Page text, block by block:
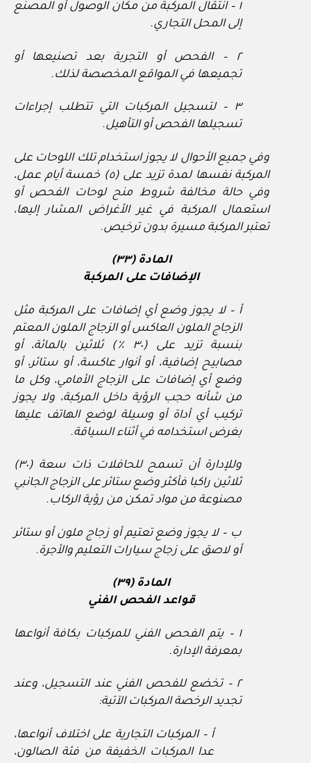
١ – انتقال المركبة من مكان الوصول أو المصنع
إلى المحل التجاري.
٢ – الفحص أو التجربة بعد تصنيعها أو
تجميعها في المواقع المخصصة لذلك.
٣ – لتسجيل المركبات التي تتطلب إجراءات
تسجيلها الفحص أو التأهيل.
وفي جميع الأحوال لا يجوز استخدام تلك اللوحات على
المركبة نفسها لمدة تزيد على (٥) خمسة أيام عمل،
وفي حالة مخالفة شروط منح لوحات الفحص أو
استعمال المركبة في غير الأغراض المشار إليها،
تعتبر المركبة مسيرة بدون ترخيص.
المادة (٣٣)
الإضافات على المركبة
أ – لا يجوز وضع أي إضافات على المركبة مثل
الزجاج الملون العاكس أو الزجاج الملون المعتم
بنسبة تزيد على (٣٠ ٪) ثلاثين بالمائة، أو
مصابيح إضافية، أو أنوار عاكسة، أو ستائر، أو
وضع أي إضافات على الزجاج الأمامي، وكل ما
من شأنه حجب الرؤية داخل المركبة، ولا يجوز
تركيب أي أداة أو وسيلة لوضع الهاتف عليها
بغرض استخدامه في أثناء السياقة.
وللإدارة أن تسمح للحافلات ذات سعة (٣٠)
ثلاثين راكبا فأكثر وضع ستائر على الزجاج الجانبي
مصنوعة من مواد تمكن من رؤية الركاب.
ب – لا يجوز وضع تعتيم أو زجاج ملون أو ستائر
أو لاصق على زجاج سيارات التعليم والأجرة.
المادة (٣٩)
قواعد الفحص الفني
١ – يتم الفحص الفني للمركبات بكافة أنواعها
بمعرفة الإدارة.
٢ – تخضع للفحص الفني عند التسجيل، وعند
تجديد الرخصة المركبات الآتية:
أ – المركبات التجارية على اختلاف أنواعها،
عدا المركبات الخفيفة من فئة الصالون،